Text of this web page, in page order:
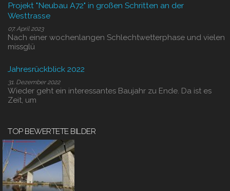
Projekt "Neubau A72" in großen Schritten an der
Westtrasse
07. April 2023
Nach einer wochenlangen Schlechtwetterphase und vielen
missglü
Jahresrückblick 2022
31. Dezember 2022
Wieder geht ein interessantes Baujahr zu Ende. Da ist es
Zeit, um
TOP BEWERTETE BILDER